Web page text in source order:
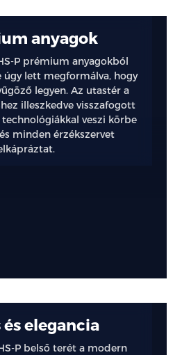
anyagok
P prémium anyagokból
úgy lett megformálva, hogy
legyen. Az utastér a
illeszkedve visszafogott
veszi körbe
minden érzékszervet
elegancia
P belső terét a modern